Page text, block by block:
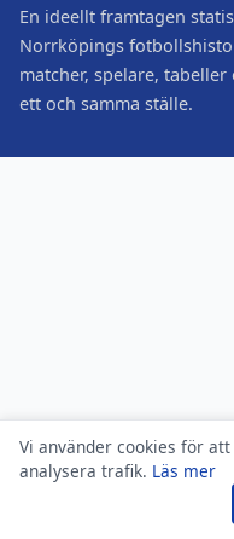
Vi använder cookies för
analysera trafik. Läs mer
En ideellt framtagen
Norrköpings
matcher, spelare,
ett och samma ställe.